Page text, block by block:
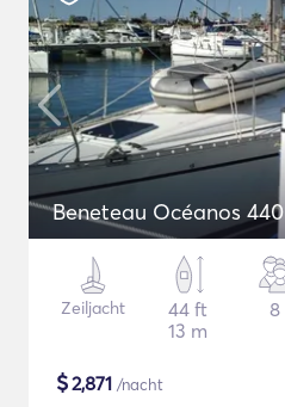
Beneteau Océanos 440
Zeiljacht
44 ft
13 m
8
$2,871 /nacht